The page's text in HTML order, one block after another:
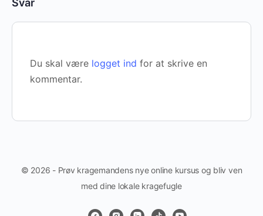
Du skal være logget ind for at skrive en
kommentar.
© 2026 - Prøv kragemandens nye online kursus og bliv ven
med dine lokale kragefugle